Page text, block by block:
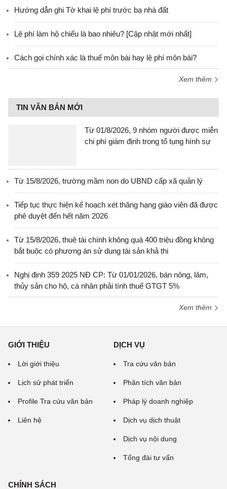
Hướng dẫn ghi Tờ khai lệ phí trước bạ nhà đất
Lệ phí làm hộ chiếu là bao nhiêu? [Cập nhật mới nhất]
Cách gọi chính xác là thuế môn bài hay lệ phí môn bài?
Xem thêm
TIN VĂN BẢN MỚI
Từ 01/8/2026, 9 nhóm người được miễn
chi phí giám định trong tố tụng hình sự
Từ 15/8/2026, trường mầm non do UBND cấp xã quản lý
Tiếp tục thực hiện kế hoạch xét thăng hạng giáo viên đã được
phê duyệt đến hết năm 2026
Từ 15/8/2026, thuê tài chính không quá 400 triệu đồng không
bắt buộc có phương án sử dụng tài sản khả thi
Nghị định 359 2025 NĐ CP: Từ 01/01/2026, bán nông, lâm,
thủy sản cho hộ, cá nhân phải tính thuế GTGT 5%
Xem thêm
GIỚI THIỆU
Lời giới thiệu
Lịch sử phát triển
Profile Tra cứu văn bản
Liên hệ
DỊCH VỤ
Tra cứu văn bản
Phân tích văn bản
Pháp lý doanh nghiệp
Dịch vụ dịch thuật
Dịch vụ nội dung
Tổng đài tư vấn
CHÍNH SÁCH